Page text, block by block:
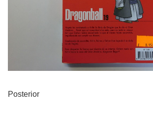
Posterior